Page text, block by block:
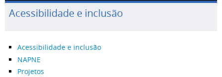
Acessibilidade e inclusão
Acessibilidade e inclusão
NAPNE
Projetos